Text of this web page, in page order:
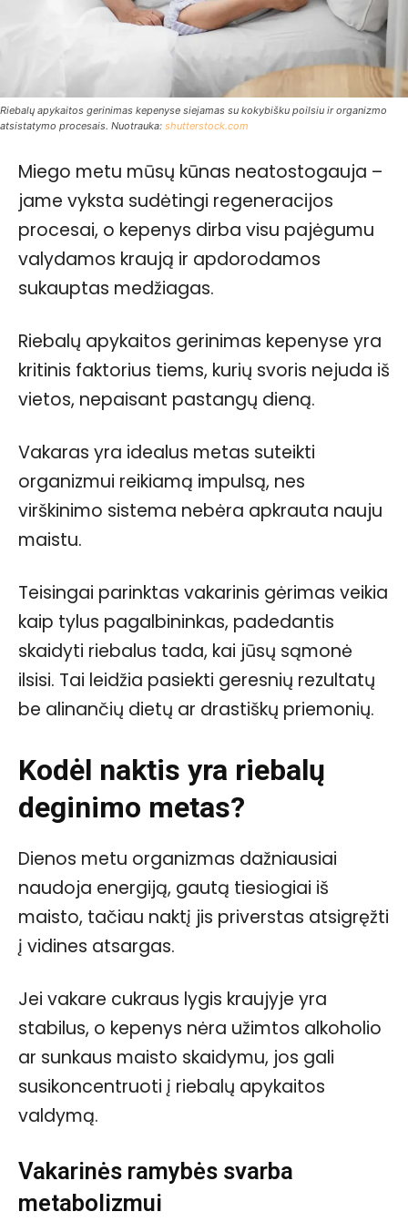
Riebalų apykaitos gerinimas kepenyse siejamas su kokybišku poilsiu ir organizmo
atsistatymo procesais. Nuotrauka: shutterstock.com
Miego metu mūsų kūnas neatostogauja –
jame vyksta sudėtingi regeneracijos
procesai, o kepenys dirba visu pajėgumu
valydamos kraują ir apdorodamos
sukauptas medžiagas.
Riebalų apykaitos gerinimas kepenyse yra
kritinis faktorius tiems, kurių svoris nejuda iš
vietos, nepaisant pastangų dieną.
Vakaras yra idealus metas suteikti
organizmui reikiamą impulsą, nes
virškinimo sistema nebėra apkrauta nauju
maistu.
Teisingai parinktas vakarinis gėrimas veikia
kaip tylus pagalbininkas, padedantis
skaidyti riebalus tada, kai jūsų sąmonė
ilsisi. Tai leidžia pasiekti geresnių rezultatų
be alinančių dietų ar drastiškų priemonių.
Kodėl naktis yra riebalų
deginimo metas?
Dienos metu organizmas dažniausiai
naudoja energiją, gautą tiesiogiai iš
maisto, tačiau naktį jis priverstas atsigręžti
į vidines atsargas.
Jei vakare cukraus lygis kraujyje yra
stabilus, o kepenys nėra užimtos alkoholio
ar sunkaus maisto skaidymu, jos gali
susikoncentruoti į riebalų apykaitos
valdymą.
Vakarinės ramybės svarba
metabolizmui